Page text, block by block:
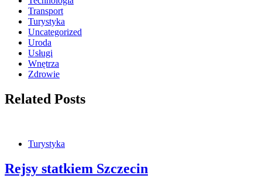
Transport
Turystyka
Uncategorized
Uroda
Usługi
Wnętrza
Zdrowie
Related Posts
Turystyka
Rejsy statkiem Szczecin